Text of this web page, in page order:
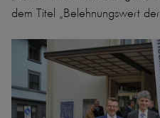
dem Titel „Belehnungswert